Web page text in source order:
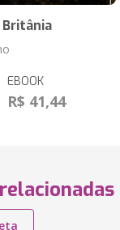
Britânia
EBOOK
R$ 41,44